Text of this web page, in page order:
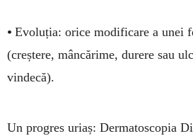
• Evoluția: orice modificare a unei
(creștere, mâncărime, durere sau
vindecă).
Un progres uriaș: Dermatoscopia